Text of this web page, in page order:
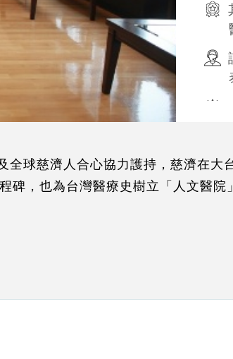
球慈濟人合心協力護持，慈濟在大
碑，也為台灣醫療史樹立「人文醫